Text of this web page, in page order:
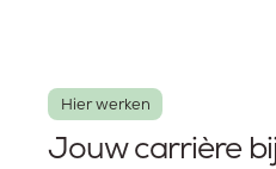
Hier werken
Jouw carrière